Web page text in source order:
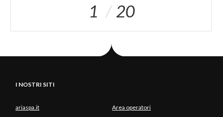
1 20
I NOSTRI SITI
ariaspa.it Area operatori